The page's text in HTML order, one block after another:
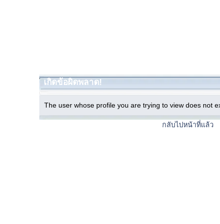
เกิดข้อผิดพลาด!
The user whose profile you are trying to view does not
กลับไปหน้าที่แล้ว